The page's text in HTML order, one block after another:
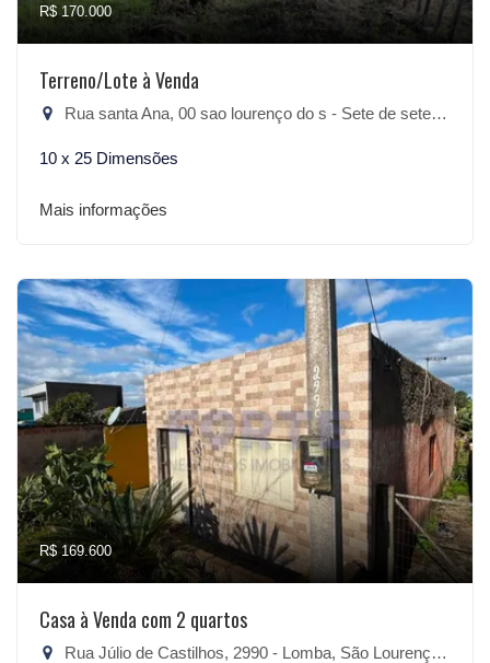
R$ 170.000
Terreno/Lote à Venda
Rua santa Ana, 00 sao lourenço do s - Sete de setembro, São Lourenço do Sul-RS
10 x 25 Dimensões
Mais informações
R$ 169.600
Casa à Venda com 2 quartos
Rua Júlio de Castilhos, 2990 - Lomba, São Lourenço do Sul-RS